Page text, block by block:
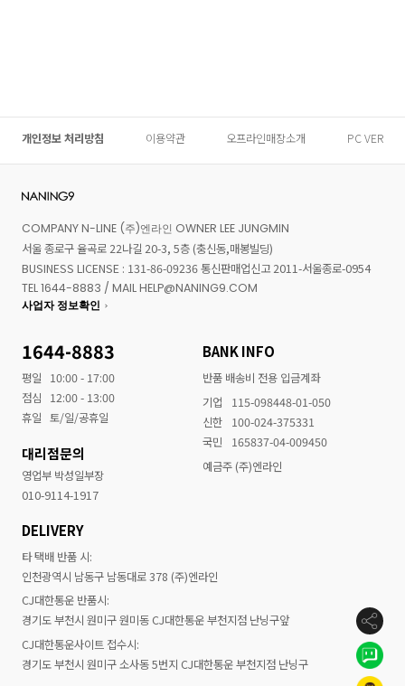
개인정보 처리방침 이용약관 오프라인매장소개 PC VER
COMPANY N-LINE (주)엔라인 OWNER LEE JUNGMIN
서울 종로구 율곡로 22나길 20-3, 5층 (충신동,매봉빌딩)
BUSINESS LICENSE : 131-86-09236 통신판매업신고 2011-서울종로-0954
TEL 1644-8883 / MAIL HELP@NANING9.COM
사업자 정보확인
1644-8883
평일
10:00 - 17:00
점심
12:00 - 13:00
휴일 토/일/공휴일
대리점문의
영업부 박성일부장
010-9114-1917
BANK INFO
반품 배송비 전용 입금계좌
기업
115-098448-01-050
신한
100-024-375331
국민
165837-04-009450
예금주 (주)엔라인
DELIVERY
타 택배 반품 시:
인천광역시 남동구 남동대로 378 (주)엔라인
CJ대한통운 반품시:
경기도 부천시 원미구 원미동 CJ대한통운 부천지점 난닝구앞
CJ대한통운사이트 접수시:
경기도 부천시 원미구 소사동 5번지 CJ대한통운 부천지점 난닝구